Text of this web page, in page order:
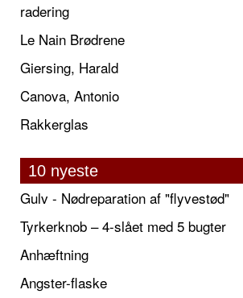
radering
Le Nain Brødrene
Giersing, Harald
Canova, Antonio
Rakkerglas
10 nyeste
Gulv - Nødreparation af "flyvestød"
Tyrkerknob – 4-slået med 5 bugter
Anhæftning
Angster-flaske